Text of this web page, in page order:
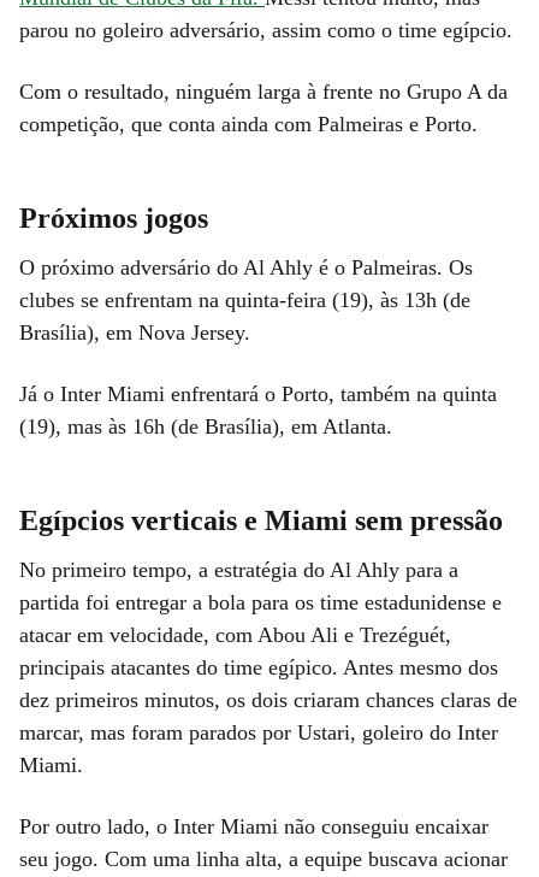
parou no goleiro adversário, assim como o time egípcio.
Com o resultado, ninguém larga à frente no Grupo A da
competição, que conta ainda com Palmeiras e Porto.
Próximos jogos
O próximo adversário do Al Ahly é o Palmeiras. Os
clubes se enfrentam na quinta-feira (19), às 13h (de
Brasília), em Nova Jersey.
Já o Inter Miami enfrentará o Porto, também na quinta
(19), mas às 16h (de Brasília), em Atlanta.
Egípcios verticais e Miami sem pressão
No primeiro tempo, a estratégia do Al Ahly para a
partida foi entregar a bola para os time estadunidense e
atacar em velocidade, com Abou Ali e Trezéguét,
principais atacantes do time egípico. Antes mesmo dos
dez primeiros minutos, os dois criaram chances claras de
marcar, mas foram parados por Ustari, goleiro do Inter
Miami.
Por outro lado, o Inter Miami não conseguiu encaixar
seu jogo. Com uma linha alta, a equipe buscava acionar